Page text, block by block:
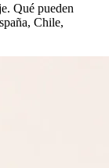
Qué pueden
Chile,